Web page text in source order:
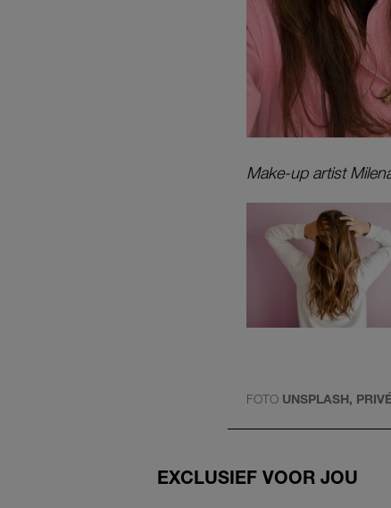
Make-up artist
FOTO UNSPLASH,
EXCLUSIEF VOOR JOU